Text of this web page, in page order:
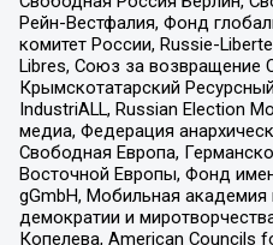
Рейн-Вестфалия, Фонд
комитет России, Russie-
Libres, Союз за возвращение
Крымскотатарский
IndustriALL, Russian Election
медиа, Федерация
Свободная Европа,
Восточной Европы, Фонд
gGmbH, Мобильная
демократии и
Копелева, American Councils